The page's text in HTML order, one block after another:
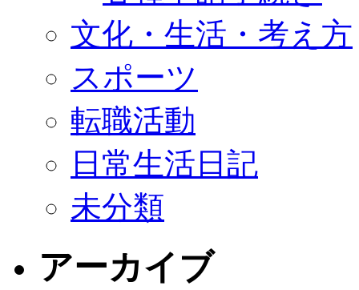
文化・生活・考え方
スポーツ
転職活動
日常生活日記
未分類
アーカイブ